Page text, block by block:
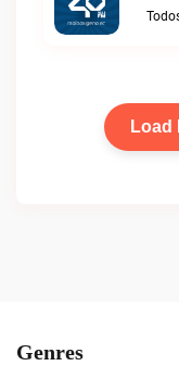
Load
Genres